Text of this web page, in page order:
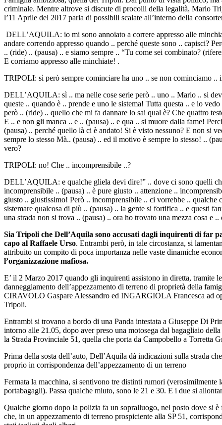
criminale. Mentre altrove si discute di procolli della legalità, Mario
l’11 Aprile del 2017 parla di possibili scalate all’interno della
DELL’AQUILA: io mi sono annoiato a correre appresso alle
andare correndo appresso quando .. perché queste sono .. capisci?
.. (ride) .. (pausa) .. e siamo sempre .. “Tu come sei combinato?
E corriamo appresso alle minchiate! .
TRIPOLI: sì però sempre cominciare ha uno .. se non cominciamo ..
DELL’AQUILA: sì .. ma nelle cose serie però .. uno .. Mario .. si
queste .. quando è .. prende e uno le sistema! Tutta questa .. e io
però .. (ride) .. quello che mi fa dannare lo sai qual è? Che quattro
E .. e non gli manca .. e .. (pausa) .. e qua .. si muore dalla fame!
(pausa) .. perché quello là ci è andato! Si è visto nessuno? E non si
sempre lo stesso Mà.. (pausa) .. ed il motivo è sempre lo stesso! ..
vero?
TRIPOLI: no! Che .. incomprensibile ..?
DELL’AQUILA: e qualche gliela devi dire!” .. dove ci sono quelli
incomprensibile .. (pausa) .. è pure giusto .. attenzione ..
giusto .. giustissimo! Però .. incomprensibile .. ci vorrebbe .. qualche
sistemare qualcosa di più .. (pausa) .. la gente si fortifica .. e questi
una strada non si trova .. (pausa) .. ora ho trovato una mezza cosa e
Sia Tripoli che Dell’Aquila sono accusati dagli inquirenti di far
capo al Raffaele Urso. Entrambi però, in tale circostanza, si
attribuito un compito di poca importanza nelle vaste dinamiche
l’organizzazione mafiosa.
E’ il 2 Marzo 2017 quando gli inquirenti assistono in diretta, tramite
danneggiamento dell’appezzamento di terreno di proprietà della
CIRAVOLO Gaspare Alessandro ed INGARGIOLA Francesca ad
Tripoli.
Entrambi si trovano a bordo di una Panda intestata a Giuseppe Di
intorno alle 21.05, dopo aver preso una motosega dal bagagliaio
la Strada Provinciale 51, quella che porta da Campobello a Torretta
Prima della sosta dell’auto, Dell’Aquila dà indicazioni sulla strada
proprio in corrispondenza dell’appezzamento di un terreno
Fermata la macchina, si sentivono tre distinti rumori (verosimilmente
portabagagli). Passa qualche miuto, sono le 21 e 30. E i due si
Qualche giorno dopo la polizia fa un sopralluogo, nel posto dove si è
che, in un appezzamento di terreno prospiciente alla SP 51,